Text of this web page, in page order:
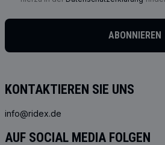
KONTAKTIEREN SIE UNS
info@ridex.de
AUF SOCIAL MEDIA FOLGEN
ABONNIEREN